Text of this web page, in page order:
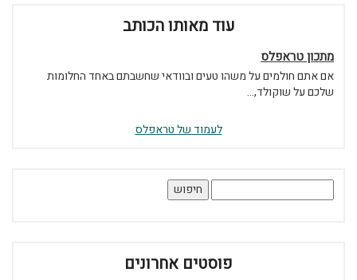
עוד מאותו הכותב
מתכון טראפלס
אם אתם חולמים על משהו טעים ובוודאי שחשבתם באחד החלומות
שלכם על שוקולד,...
לעמוד של טראפלס
פוסטים אחרונים